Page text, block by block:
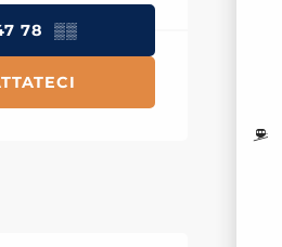
78 ▒▒